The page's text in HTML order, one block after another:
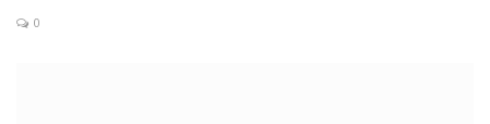
0